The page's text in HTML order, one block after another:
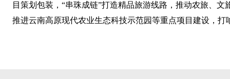
目策划包装，“串珠成链”打造精品旅游线路，推动农旅、
推进云南高原现代农业生态科技示范园等重点项目建设，